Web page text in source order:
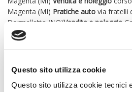
Questo sito utilizza cookie
Questo sito utilizza cookie tecnici
Magenta (MI) Pratiche auto via fratelli
Dormelletto (NO)Vendita e noleggio
Como (CO)
via
Specialist
CONTATTI:
Vendite Magenta 0297950220
Vendite Dormelletto 0322329017